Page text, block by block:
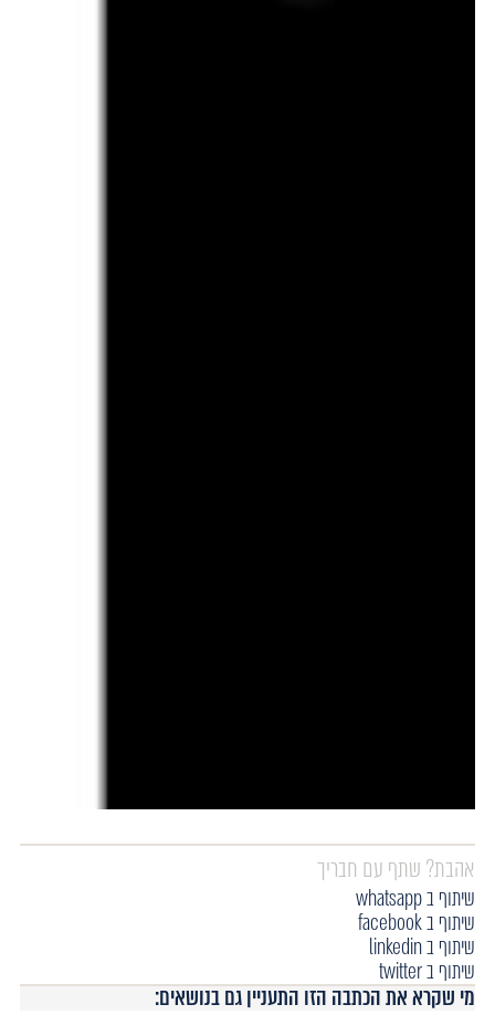
אהבת? שתף עם חבריך
שיתוף ב whatsapp
שיתוף ב facebook
שיתוף ב linkedin
שיתוף ב twitter
מי שקרא את הכתבה הזו התעניין גם בנושאים: